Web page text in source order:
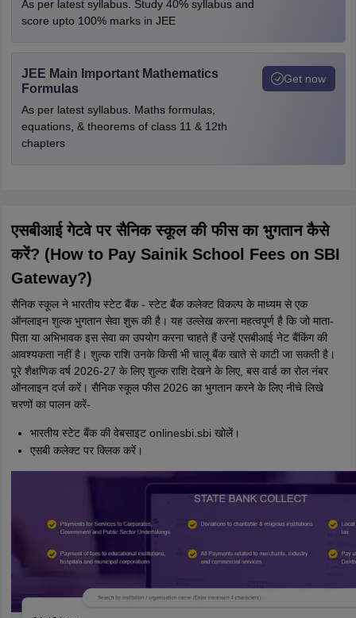
As per latest syllabus. Study 40% syllabus and
score upto 100% marks in JEE
JEE Main Important Mathematics
Formulas
As per latest syllabus. Maths formulas,
equations, & theorems of class 11 & 12th
chapters
Get now
एसबीआई गेटवे पर सैनिक स्कूल की फीस का भुगतान कैसे
करें? (How to Pay Sainik School Fees on SBI
Gateway?)
सैनिक स्कूल ने भारतीय स्टेट बैंक - स्टेट बैंक कलेक्ट विकल्प के माध्यम से एक
ऑनलाइन शुल्क भुगतान सेवा शुरू की है। यह उल्लेख करना महत्वपूर्ण है कि जो माता-
पिता या अभिभावक इस सेवा का उपयोग करना चाहते हैं उन्हें एसबीआई नेट बैंकिंग की
आवश्यकता नहीं है। शुल्क राशि उनके किसी भी चालू बैंक खाते से काटी जा सकती है।
पूरे शैक्षणिक वर्ष 2026-27 के लिए शुल्क राशि देखने के लिए, बस वार्ड का रोल नंबर
ऑनलाइन दर्ज करें। सैनिक स्कूल फीस 2026 का भुगतान करने के लिए नीचे लिखे
चरणों का पालन करें-
भारतीय स्टेट बैंक की वेबसाइट onlinesbi.sbi खोलें।
एसबी कलेक्ट पर क्लिक करें।